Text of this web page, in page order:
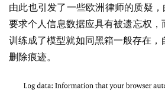
由此也引发了一些欧洲律师的质疑
要求个人信息数据应具有被遗忘权
训练成了模型就如同黑箱一般存在，
删除痕迹。